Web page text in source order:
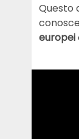
Questo
europei